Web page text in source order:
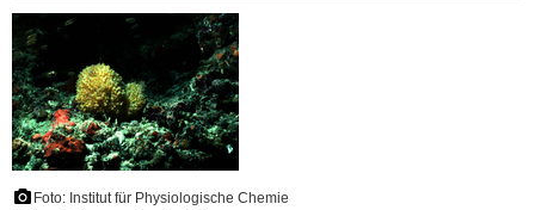
Foto: Institut für Physiologische Chemie